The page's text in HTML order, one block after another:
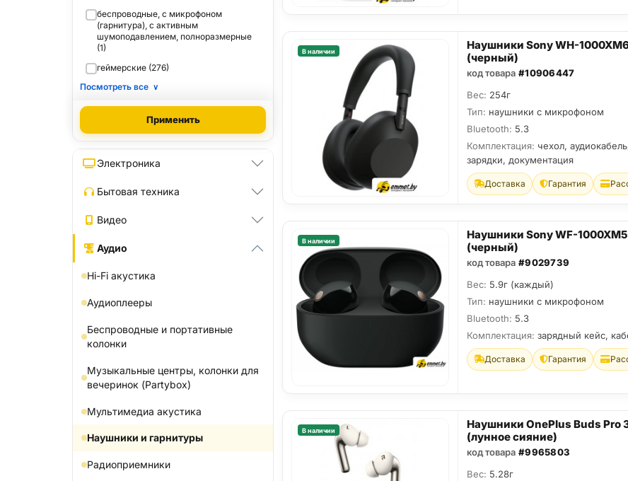
беспроводные, с микрофоном
(гарнитура), с активным
шумоподавлением, полноразмерные
(1)
геймерские (276)
Посмотреть все ∨
Применить
Электроника
Бытовая техника
Видео
Аудио
Hi-Fi акустика
Аудиоплееры
Беспроводные и портативные
колонки
Музыкальные центры, колонки для
вечеринок (Partybox)
Мультимедиа акустика
Наушники и гарнитуры
Радиоприемники
В наличии
Наушники Sony WH-
(черный)
код товара #10906447
Вес: 254г
Тип: наушники с микрофоном
Bluetooth: 5.3
Комплектация: чехол,
зарядки, документация
Доставка Гарантия
В наличии
Наушники Sony WF-1000XM5
(черный)
код товара #9029739
Вес: 5.9г (каждый)
Тип: наушники с микрофоном
Bluetooth: 5.3
Комплектация: зарядный кейс,
Доставка Гарантия
В наличии
Наушники OnePlus Buds Pro
(лунное сияние)
код товара #9965803
Вес: 5.28г